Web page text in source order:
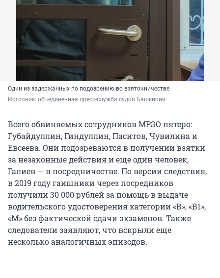
Один из задержанных по подозрению во взяточничестве
Источник: объединенная пресс-служба судов Башкирии
Всего обвиняемых сотрудников МРЭО пятеро:
Губайдуллин, Гиндуллин, Паситов, Чувилина и
Евсеева. Они подозреваются в получении взятки
за незаконные действия и еще один человек,
Галиев — в посредничестве. По версии следствия,
в 2019 году гаишники через посредников
получили 30 000 рублей за помощь в выдаче
водительского удостоверения категории «В», «В1»,
«М» без фактической сдачи экзаменов. Также
следователи заявляют, что вскрыли еще
несколько аналогичных эпизодов.